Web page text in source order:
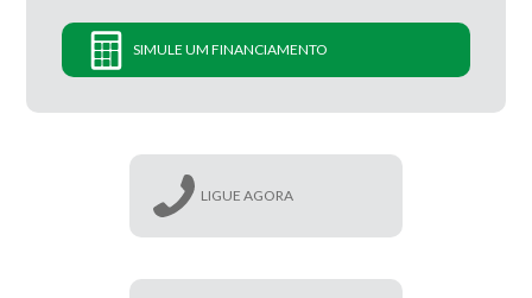
SIMULE UM FINANCIAMENTO
LIGUE AGORA